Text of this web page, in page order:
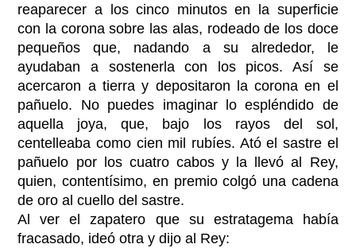
reaparecer a los cinco minutos en la superficie
con la corona sobre las alas, rodeado de los doce
pequeños que, nadando a su alrededor, le
ayudaban a sostenerla con los picos. Así se
acercaron a tierra y depositaron la corona en el
pañuelo. No puedes imaginar lo espléndido de
aquella joya, que, bajo los rayos del sol,
centelleaba como cien mil rubíes. Ató el sastre el
pañuelo por los cuatro cabos y la llevó al Rey,
quien, contentísimo, en premio colgó una cadena
de oro al cuello del sastre.
Al ver el zapatero que su estratagema había
fracasado, ideó otra y dijo al Rey: